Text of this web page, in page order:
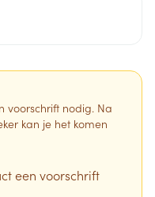
voorschrift nodig. Na
kan je het komen
een voorschrift